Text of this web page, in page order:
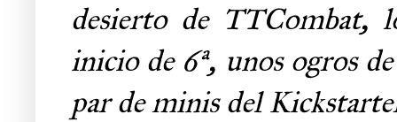
desierto de TTCombat,
inicio de 6ª, unos ogros
par de minis del